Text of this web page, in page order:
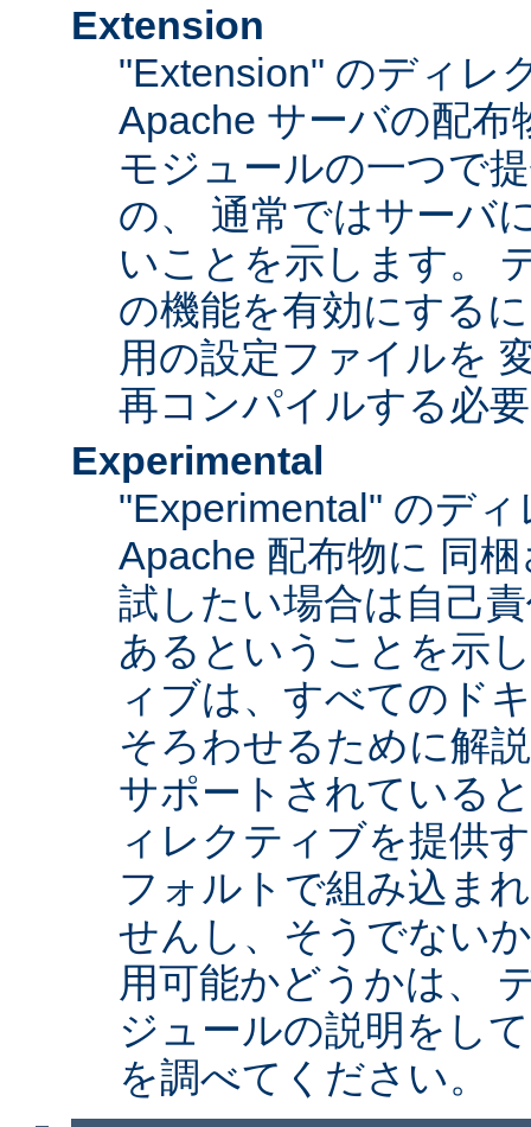
Extension
"Extension" のディレ
Apache サーバの配布
モジュールの一つで
の、 通常ではサーバ
いことを示します。
の機能を有効にする
用の設定ファイルを
再コンパイルする必
Experimental
"Experimental" のデ
Apache 配布物に 同
試したい場合は自己
あるということを示
ィブは、すべてのド
そろわせるために解
サポートされている
ィレクティブを提供
フォルトで組み込ま
せんし、そうでない
用可能かどうかは、
ジュールの説明をし
を調べてください。